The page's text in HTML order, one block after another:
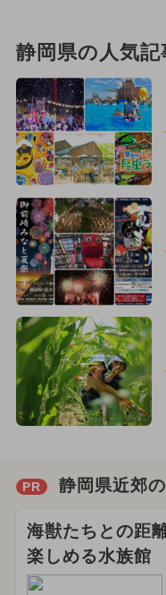
静岡県の人気
PR 静岡県近郊
海獣たちとの距
楽しめる水族館